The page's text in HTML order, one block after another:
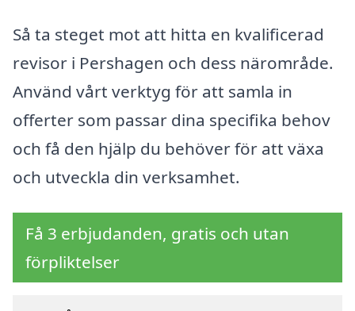
Så ta steget mot att hitta en kvalificerad
revisor i Pershagen och dess närområde.
Använd vårt verktyg för att samla in
offerter som passar dina specifika behov
och få den hjälp du behöver för att växa
och utveckla din verksamhet.
Få 3 erbjudanden, gratis och utan
förpliktelser